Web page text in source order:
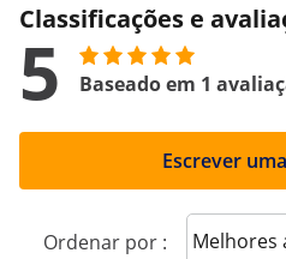
Classificações e
5 Baseado em 1
Escrever
Ordenar por : Sort